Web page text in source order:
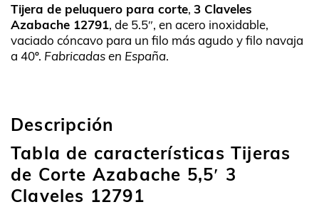
Tijera de peluquero para corte, 3 Claveles
Azabache 12791, de 5.5″, en acero inoxidable,
vaciado cóncavo para un filo más agudo y filo navaja
a 40º. Fabricadas en España.
Descripción
Tabla de características Tijeras
de Corte Azabache 5,5′ 3
Claveles 12791